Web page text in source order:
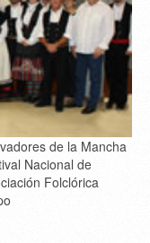
de la Mancha
Nacional de
Folclórica